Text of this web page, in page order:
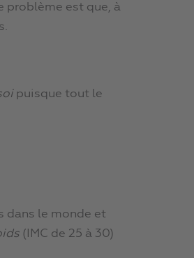
problème est que, à
puisque tout le
dans le monde et
(IMC de 25 à 30)